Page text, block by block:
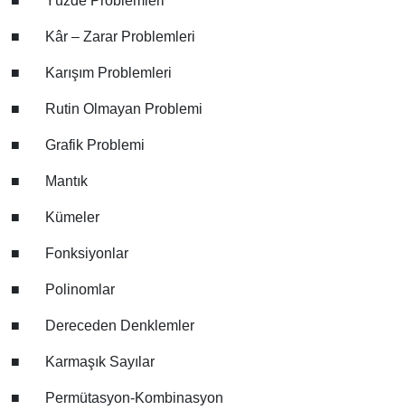
■ Kâr – Zarar Problemleri
■ Karışım Problemleri
■ Rutin Olmayan Problemi
■ Grafik Problemi
■ Mantık
■ Kümeler
■ Fonksiyonlar
■ Polinomlar
■ Dereceden Denklemler
■ Karmaşık Sayılar
■ Permütasyon-Kombinasyon